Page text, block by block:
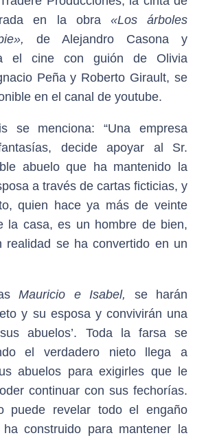
en la obra «Los árboles
de Alejandro Casona y
el cine con guión de Olivia
Peña y Roberto Girault, se
en el canal de youtube.
se menciona: “Una empresa
decide apoyar al Sr.
abuelo que ha mantenido la
a través de cartas ficticias, y
quien hace ya más de veinte
la casa, es un hombre de bien,
realidad se ha convertido en un
Mauricio e Isabel, se harán
y su esposa y convivirán una
abuelos’. Toda la farsa se
el verdadero nieto llega a
abuelos para exigirles que le
continuar con sus fechorías.
puede revelar todo el engaño
construido para mantener la